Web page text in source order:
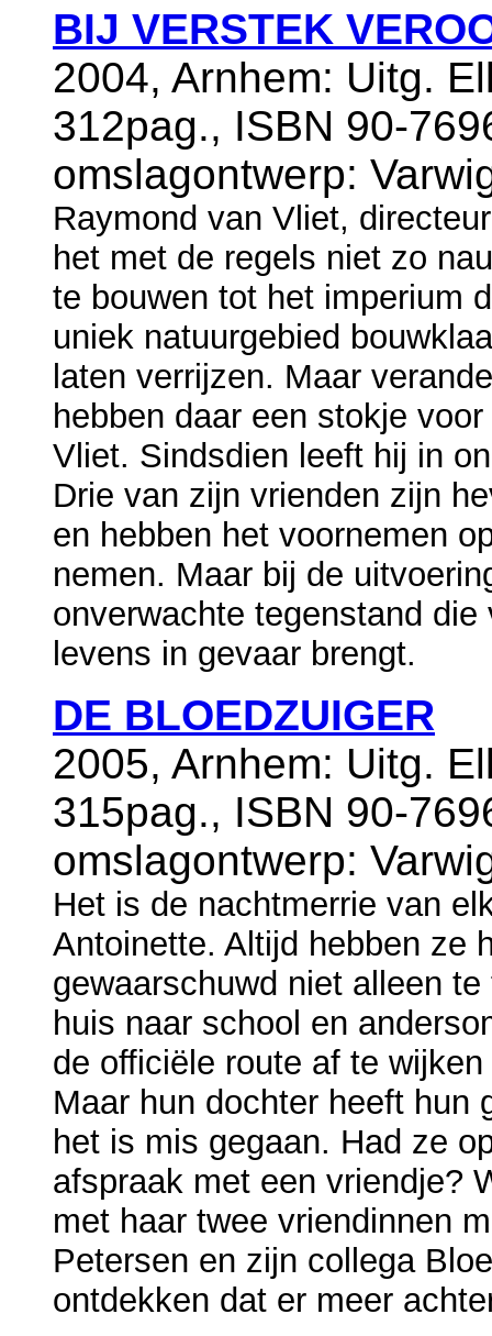
BIJ VERSTEK
2004, Arnhem: Uitg.
312pag., ISBN 90-
omslagontwerp:
Raymond van Vliet,
het met de regels niet zo
te bouwen tot het imperium
uniek natuurgebied
laten verrijzen. Maar
hebben daar een stokje
Vliet. Sindsdien leeft hij in
Drie van zijn vrienden zijn
en hebben het voornemen
nemen. Maar bij de
onverwachte tegenstand
levens in gevaar brengt.
DE BLOEDZUIGER
2005, Arnhem: Uitg.
315pag., ISBN 90-
omslagontwerp:
Het is de nachtmerrie van
Antoinette. Altijd hebben ze
gewaarschuwd niet alleen
huis naar school en
de officiële route af te
Maar hun dochter heeft hun
het is mis gegaan. Had ze
afspraak met een vriendje?
met haar twee vriendinnen
Petersen en zijn collega
ontdekken dat er meer